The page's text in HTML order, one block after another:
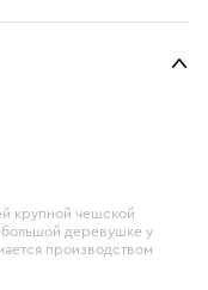
крупной чешской
деревушке у
производством